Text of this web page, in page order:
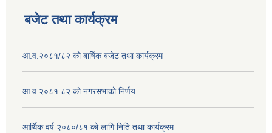
बजेट तथा कार्यक्रम
आ.व.२०८१/८२ को बार्षिक बजेट तथा कार्यक्रम
आ.व.२०८१ ८२ को नगरसभाको निर्णय
आर्थिक वर्ष २०८०/८१ को लागि निति तथा कार्यक्रम